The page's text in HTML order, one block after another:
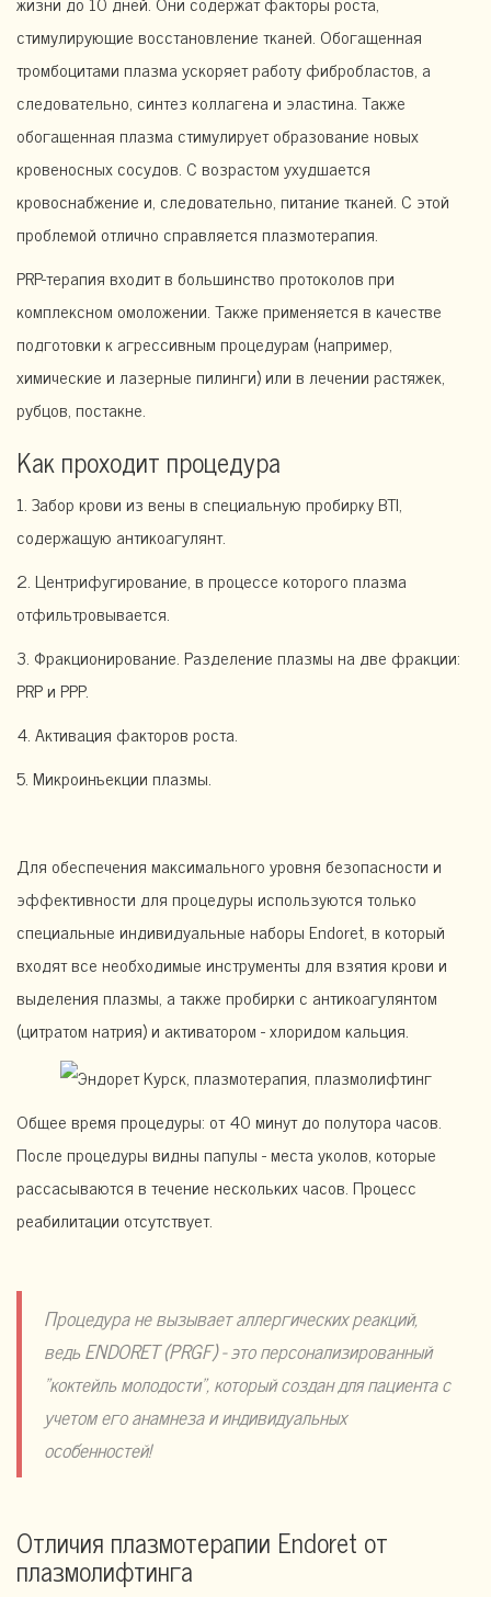
стимулирующие восстановление тканей. Обогащенная
тромбоцитами плазма ускоряет работу фибробластов, а
следовательно, синтез коллагена и эластина. Также
обогащенная плазма стимулирует образование новых
кровеносных сосудов. С возрастом ухудшается
кровоснабжение и, следовательно, питание тканей. С этой
проблемой отлично справляется плазмотерапия.
PRP-терапия входит в большинство протоколов при
комплексном омоложении. Также применяется в качестве
подготовки к агрессивным процедурам (например,
химические и лазерные пилинги) или в лечении растяжек,
рубцов, постакне.
Как проходит процедура
1. Забор крови из вены в специальную пробирку BTI,
содержащую антикоагулянт.
2. Центрифугирование, в процессе которого плазма
отфильтровывается.
3. Фракционирование. Разделение плазмы на две фракции:
PRP и PPP.
4. Активация факторов роста.
5. Микроинъекции плазмы.
Для обеспечения максимального уровня безопасности и
эффективности для процедуры используются только
специальные индивидуальные наборы Endoret, в который
входят все необходимые инструменты для взятия крови и
выделения плазмы, а также пробирки с антикоагулянтом
(цитратом натрия) и активатором - хлоридом кальция.
Общее время процедуры: от 40 минут до полутора часов.
После процедуры видны папулы - места уколов, которые
рассасываются в течение нескольких часов. Процесс
реабилитации отсутствует.
Процедура не вызывает аллергических реакций,
ведь ENDORET (PRGF) - это персонализированный
"коктейль молодости", который создан для пациента с
учетом его анамнеза и индивидуальных
особенностей!
Отличия плазмотерапии Endoret от
плазмолифтинга